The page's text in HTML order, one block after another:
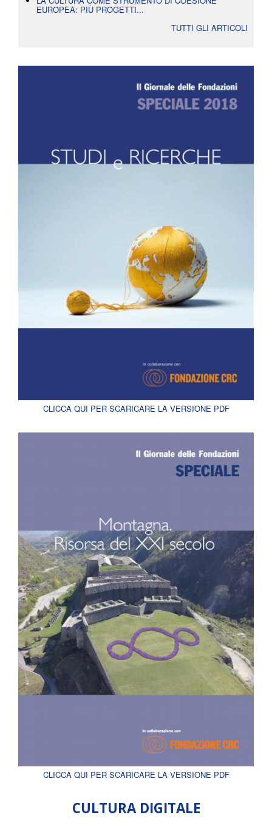
EUROPEA: PIÙ PROGETTI...
TUTTI GLI ARTICOLI
CLICCA QUI PER SCARICARE LA VERSIONE PDF
CLICCA QUI PER SCARICARE LA VERSIONE PDF
CULTURA DIGITALE